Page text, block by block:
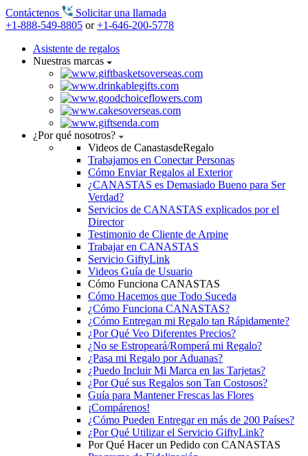
Contáctenos
Solicitar una llamada
+1-888-549-8805 or+1-646-200-5778
Asistente de regalos
Nuestras marcas
¿Por qué nosotros?
Videos de CanastasdeRegalo
Trabajamos en Conectar Personas
Cómo Enviar Regalos al Exterior
¿CANASTAS es Demasiado Bueno para Ser
Verdad?
Servicios de CANASTAS explicados por el
Director
Testimonio de Cliente de Arpine
Trabajar en CANASTAS
Servicio GiftyLink
Videos Guía de Usuario
Cómo Funciona CANASTAS
Cómo Hacemos que Todo Suceda
¿Cómo Funciona CANASTAS?
¿Cómo Entregan mi Regalo tan Rápidamente?
¿Por Qué Veo Diferentes Precios?
¿No se Estropeará/Romperá mi Regalo?
¿Pasa mi Regalo por Aduanas?
¿Puedo Incluir Mi Marca en las Tarjetas?
¿Por Qué sus Regalos son Tan Costosos?
Guía para Mantener Frescas las Flores
¡Compárenos!
¿Cómo Pueden Entregar en más de 200 Países?
¿Por Qué Utilizar el Servicio GiftyLink?
Por Qué Hacer un Pedido con CANASTAS